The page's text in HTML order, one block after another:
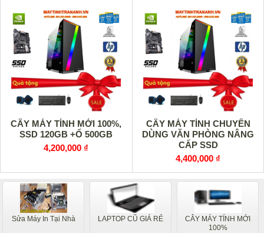
CÂY MÁY TÍNH MỚI 100%,
SSD 120GB +Ổ 500GB
4,200,000 ₫
CÂY MÁY TÍNH CHUYÊN
DÙNG VĂN PHÒNG NÂNG
CẤP SSD
4,400,000 ₫
Sửa Máy In Tại Nhà LAPTOP CŨ GIÁ RẺ
CÂY MÁY TÍNH MỚI
100%